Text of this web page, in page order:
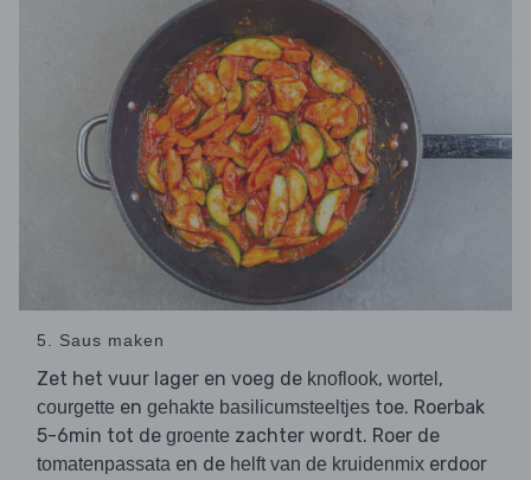
5. Saus maken
Zet het vuur lager en voeg de knoflook, wortel ,
courgette en gehakte basilicumsteeltjes toe. Roerbak
5-6min tot de groente zachter wordt. Roer de
tomatenpassata en de helft van de kruidenmix erdoor